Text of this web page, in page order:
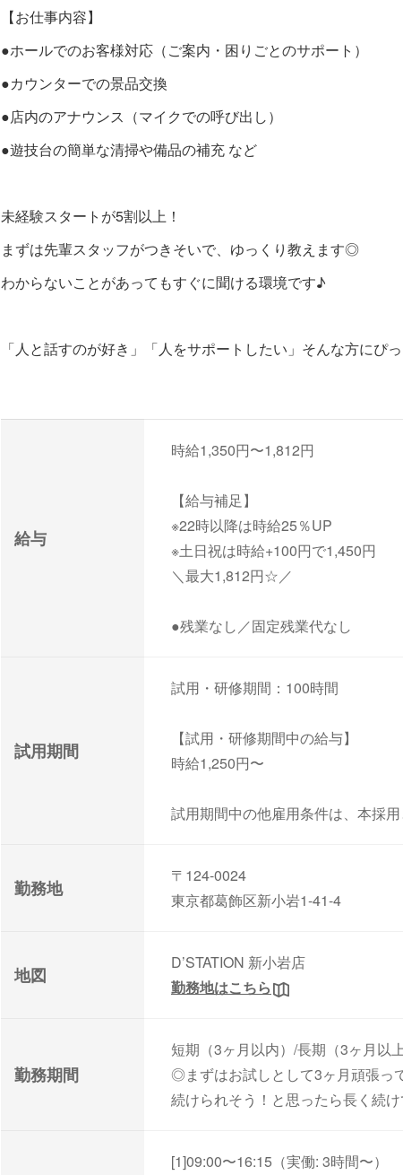
【お仕事内容】
●ホールでのお客様対応（ご案内・困りごとのサポート）
●カウンターでの景品交換
●店内のアナウンス（マイクでの呼び出し）
●遊技台の簡単な清掃や備品の補充 など
未経験スタートが5割以上！
まずは先輩スタッフがつきそいで、ゆっくり教えます◎
わからないことがあってもすぐに聞ける環境です♪
「人と話すのが好き」「人をサポートしたい」そんな方にぴ
給与
時給1,350円〜1,812円
【給与補足】
※22時以降は時給25％UP
※土日祝は時給+100円で1,450円
＼最大1,812円☆／
●残業なし／固定残業代なし
試用期間
試用・研修期間：100時間
【試用・研修期間中の給与】
時給1,250円〜
試用期間中の他雇用条件は、本採
勤務地
〒124-0024
東京都葛飾区新小岩1-41-4
地図
D’STATION 新小岩店
勤務地はこちら
勤務期間
短期（3ヶ月以内）/長期（3ヶ月以
◎まずはお試しとして3ヶ月頑張っ
続けられそう！と思ったら長く続
[1]09:00〜16:15（実働: 3時間〜）